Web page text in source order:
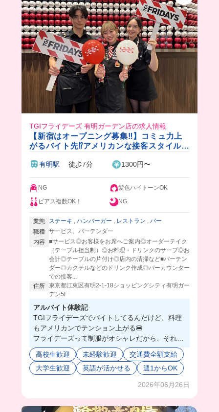
間違いなし❣️
まかないで豪華な海鮮丼食べたい人はここでバイ
トしよ〜〜！
TGIフライデーズ 有明ガーデン店の求人情報
【新宿はオープニング募集‼︎】コミュ力上
がるバイト先⁉️アメリカンな接客スタイルが
有明駅 徒歩7分 1300円〜
NG
髪色ハイトーンOK
ピアス複数OK！
NG
業態 ステーキ ハンバーガー レストラン
バー
職種 サービス、バーテンダー
内容 ■サービス◎お客様をお席へご案内◎オーダーテイク
（テーブル担当制）◎お料理・ドリンクのサーブ◎お
会計◎テーブルの片付け◎店内の清掃など■バーテン
ダー◎カクテルなどのドリンク作成◎バーカウンター
での接客...
住所 東京都江東区有明2-1-18ショッピングシティ有明ガー
デン5F
アルバイト体験記
TGIフライデーズでバイトしてるんだけど、料理
もアメリカンでテンション上がる🍔
フライデーズって制服がオシャレだから、それだ
けでモチベ変わるわ。
テラス席がある店舗は、晴れてるとマジで気持ち
よく働けるから最高☀️✨
てみたりして良い経験になるし、スタッフの仲が
に楽しい笑
高校生歓迎 未経験歓迎
交通費全額支給
大学生歓迎
英語が活かせる 週1からOK
2026年06月26日